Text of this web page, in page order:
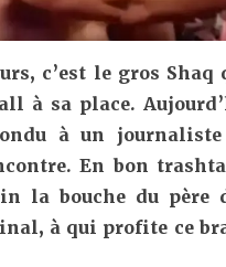
c’est le gros Shaq
à sa place.
à un
En bon
la bouche du père
à qui profite ce